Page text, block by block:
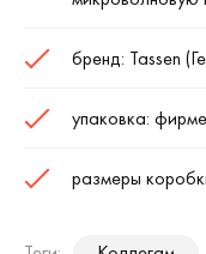
бренд: Tassen
упаковка:
размеры